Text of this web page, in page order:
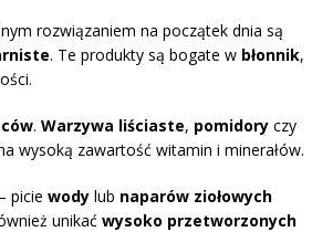
rozwiązaniem na początek dnia są
. Te produkty są bogate w błonnik,
. Warzywa liściaste, pomidory czy
wysoką zawartość witamin i minerałów.
– picie wody lub naparów ziołowych
unikać wysoko przetworzonych